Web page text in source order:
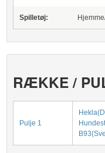
Spilletøj:
RÆKKE /
Pulje 1